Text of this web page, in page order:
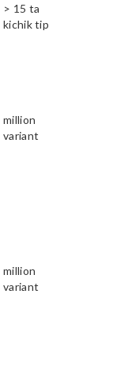
> 15 ta
kichik tip
million
variant
million
variant